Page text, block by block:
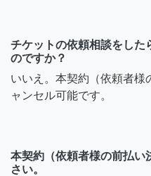
チケットの依頼相談をした
のですか？
いいえ。本契約（依頼者様
ャンセル可能です。
本契約（依頼者様の前払い
さい。